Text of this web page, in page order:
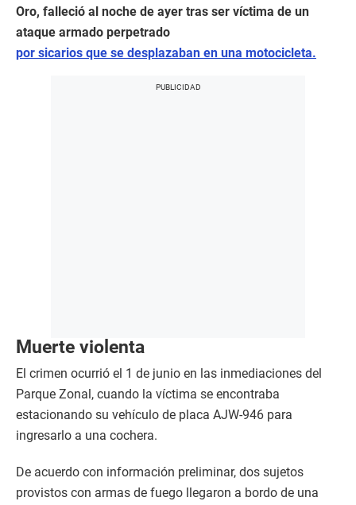
Oro, falleció al noche de ayer tras ser víctima de un
ataque armado perpetrado
por sicarios que se desplazaban en una motocicleta.
Muerte violenta
El crimen ocurrió el 1 de junio en las inmediaciones del
Parque Zonal, cuando la víctima se encontraba
estacionando su vehículo de placa AJW-946 para
ingresarlo a una cochera.
De acuerdo con información preliminar, dos sujetos
provistos con armas de fuego llegaron a bordo de una